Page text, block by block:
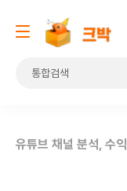
유튜브 채널 분석, 수익